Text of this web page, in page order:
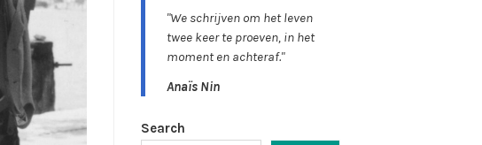
"We schrijven om het leven
twee keer te proeven, in het
moment en achteraf."
Anaïs Nin
Search